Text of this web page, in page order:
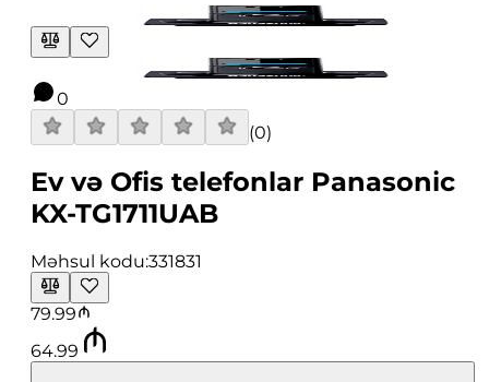
0
(0)
Ev və Ofis telefonlar Panasonic
KX-TG1711UAB
Məhsul kodu:331831
79.99
64.99